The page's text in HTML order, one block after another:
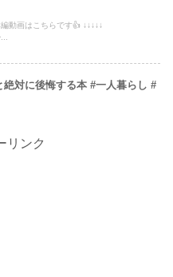
動画はこちらです👍 ↓↓↓↓↓
絶対に後悔する本 #一人暮らし #
リンク